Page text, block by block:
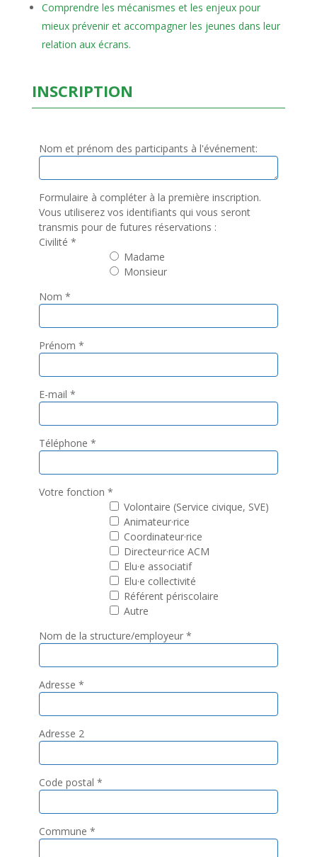
Comprendre les mécanismes et les enjeux pour
mieux prévenir et accompagner les jeunes dans leur
relation aux écrans.
INSCRIPTION
Nom et prénom des participants à l'événement:
Formulaire à compléter à la première inscription.
Vous utiliserez vos identifiants qui vous seront
transmis pour de futures réservations :
Civilité *
Madame
Monsieur
Nom *
Prénom *
E-mail *
Téléphone *
Votre fonction *
Volontaire (Service civique, SVE)
Animateur·rice
Coordinateur·rice
Directeur·rice ACM
Elu·e associatif
Elu·e collectivité
Référent périscolaire
Autre
Nom de la structure/employeur *
Adresse *
Adresse 2
Code postal *
Commune *